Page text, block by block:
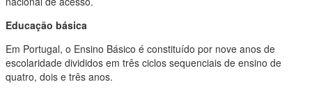
Educação básica
Em Portugal, o Ensino Básico é constituído por nove anos de
escolaridade divididos em três ciclos sequenciais de ensino de
quatro, dois e três anos.